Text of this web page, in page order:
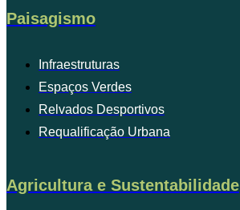
Paisagismo
Infraestruturas
Espaços Verdes
Relvados Desportivos
Requalificação Urbana
Agricultura e Sustentabilidade